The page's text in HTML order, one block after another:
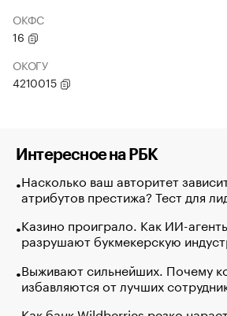
ОКФС
16
ОКОГУ
4210015
Интересное на РБК
Насколько ваш авторитет
атрибутов престижа? Тест для
Казино проиграло. Как ИИ-
разрушают букмекерскую
Выживают сильнейших. Почему
избавляются от лучших